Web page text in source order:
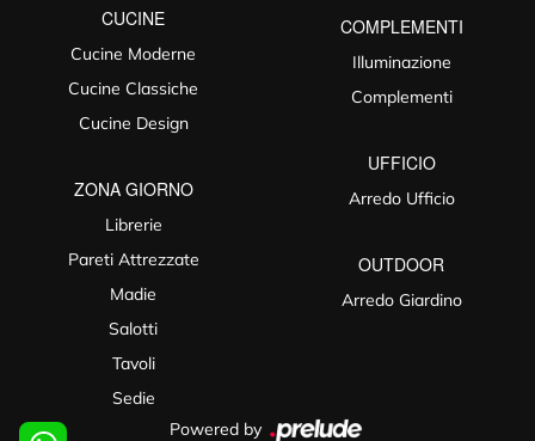
CUCINE
Cucine Moderne
Cucine Classiche
Cucine Design
ZONA GIORNO
Librerie
Pareti Attrezzate
Madie
Salotti
Tavoli
Sedie
COMPLEMENTI
Illuminazione
Complementi
UFFICIO
Arredo Ufficio
OUTDOOR
Arredo Giardino
Powered by